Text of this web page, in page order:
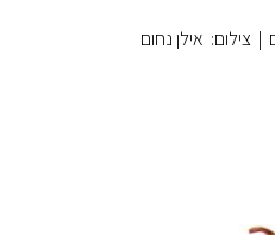
| צילום: אילן נחום